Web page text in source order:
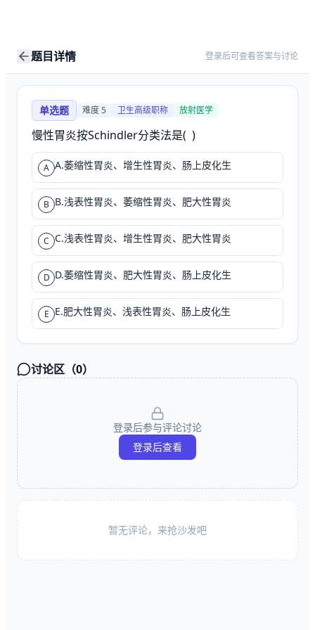
题目详情 登录后可查看答案与讨论
单选题 难度5 卫生高级职称 放射医学
慢性胃炎按Schindler分类法是(  )
A A.萎缩性胃炎、增生性胃炎、肠上皮化生
B B.浅表性胃炎、萎缩性胃炎、肥大性胃炎
C C.浅表性胃炎、增生性胃炎、肥大性胃炎
D D.萎缩性胃炎、肥大性胃炎、肠上皮化生
E E.肥大性胃炎、浅表性胃炎、肠上皮化生
讨论区（0）
登录后参与评论讨论
登录后查看
暂无评论，来抢沙发吧